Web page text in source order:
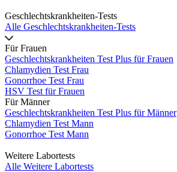
Geschlechtskrankheiten-Tests
Alle Geschlechtskrankheiten-Tests
Für Frauen
Geschlechtskrankheiten Test Plus für Frauen
Chlamydien Test Frau
Gonorrhoe Test Frau
HSV Test für Frauen
Für Männer
Geschlechtskrankheiten Test Plus für Männer
Chlamydien Test Mann
Gonorrhoe Test Mann
Weitere Labortests
Alle Weitere Labortests